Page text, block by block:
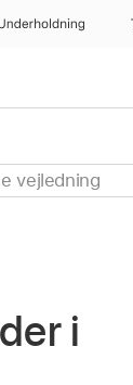
i